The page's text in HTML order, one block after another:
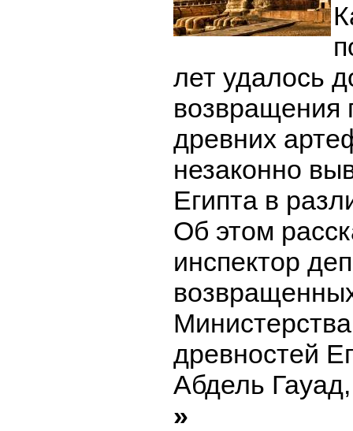
лет удалось
возвращения
древних
незаконно
Египта в
Об этом
инспектор
древностей
Абдель
»